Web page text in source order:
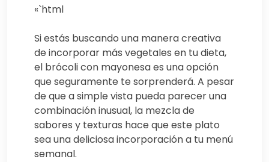
«`html
Si estás buscando una manera creativa
de incorporar más vegetales en tu dieta,
el brócoli con mayonesa es una opción
que seguramente te sorprenderá. A pesar
de que a simple vista pueda parecer una
combinación inusual, la mezcla de
sabores y texturas hace que este plato
sea una deliciosa incorporación a tu menú
semanal.